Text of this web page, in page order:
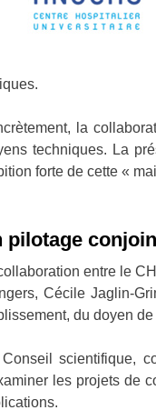
la
techniques. La
forte de cette «
pilotage
entre le
Cécile Jaglin-
du doyen
scientifique,
les projets de